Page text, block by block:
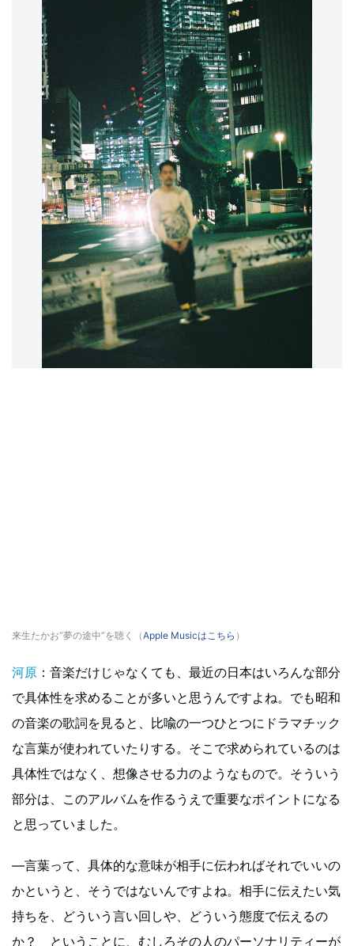
来生たかお“夢の途中”を聴く（Apple Musicはこちら ）
河原 ：音楽だけじゃなくても、最近の日本はいろんな部分
で具体性を求めることが多いと思うんですよね。でも昭和
の音楽の歌詞を見ると、比喩の一つひとつにドラマチック
な言葉が使われていたりする。そこで求められているのは
具体性ではなく、想像させる力のようなもので。そういう
部分は、このアルバムを作るうえで重要なポイントになる
と思っていました。
—言葉って、具体的な意味が相手に伝わればそれでいいの
かというと、そうではないんですよね。相手に伝えたい気
持ちを、どういう言い回しや、どういう態度で伝えるの
か？ ということに、むしろその人のパーソナリティーが